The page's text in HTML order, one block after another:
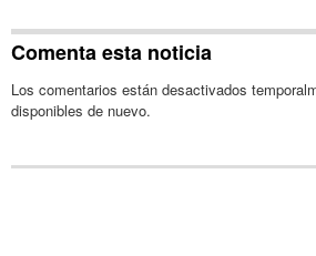
Comenta esta noticia
Los comentarios están desactivados
disponibles de nuevo.